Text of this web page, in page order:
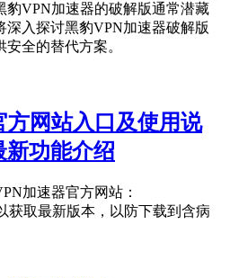
豹VPN加速器的破解版通常潜藏
入探讨黑豹VPN加速器破解版
全的替代方案。
方网站入口及使用说
新功能介绍
加速器官方网站：
获取最新版本，以防下载到含病